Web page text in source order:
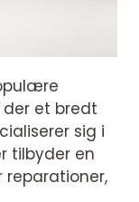
et bredt
sig i
tilbyder en
reparationer,